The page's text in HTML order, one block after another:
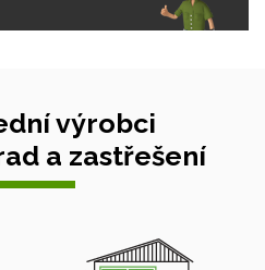
výrobci
a zastřešení